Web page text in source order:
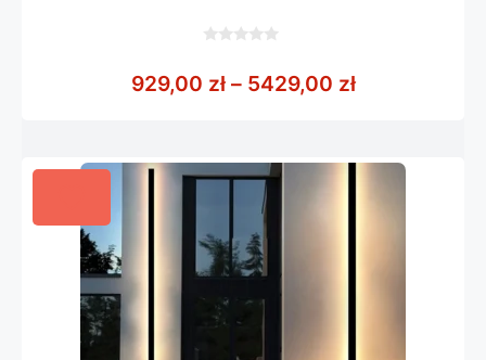
5
929,00 zł – 5429,00 złZakres cen: